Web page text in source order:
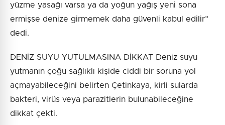
yüzme yasağı varsa ya da yoğun yağış yeni sona
ermişse denize girmemek daha güvenli kabul edilir”
dedi.
DENİZ SUYU YUTULMASINA DİKKAT Deniz suyu
yutmanın çoğu sağlıklı kişide ciddi bir soruna yol
açmayabileceğini belirten Çetinkaya, kirli sularda
bakteri, virüs veya parazitlerin bulunabileceğine
dikkat çekti.